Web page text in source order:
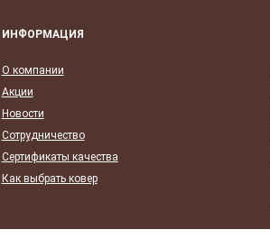
ИНФОРМАЦИЯ
О компании
Акции
Новости
Сотрудничество
Сертификаты качества
Как выбрать ковер